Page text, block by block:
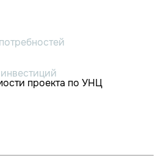
проекта по УНЦ